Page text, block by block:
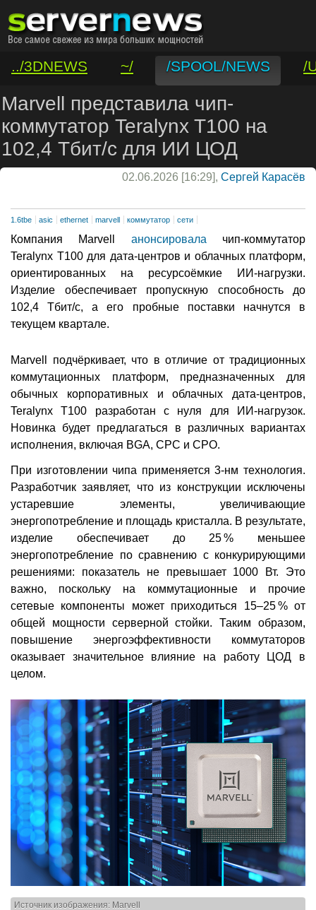
../3DNEWS ~/ /SPOOL/NEWS
/
/VAR/CONTACT
Marvell представила чип-
коммутатор Teralynx T100 на
102,4 Тбит/с для ИИ ЦОД
02.06.2026 [16:29], Сергей Карасёв
1.6tbe asic ethernet marvell коммутатор сети
Компания Marvell анонсировала чип-коммутатор
Teralynx T100 для дата-центров и облачных платформ,
ориентированных на ресурсоёмкие ИИ-нагрузки.
Изделие обеспечивает пропускную способность до
102,4 Тбит/с, а его пробные поставки начнутся в
текущем квартале.
Marvell подчёркивает, что в отличие от традиционных
коммутационных платформ, предназначенных для
обычных корпоративных и облачных дата-центров,
Teralynx T100 разработан с нуля для ИИ-нагрузок.
Новинка будет предлагаться в различных вариантах
исполнения, включая BGA, CPC и CPO.
При изготовлении чипа применяется 3-нм технология.
Разработчик заявляет, что из конструкции исключены
устаревшие элементы, увеличивающие
энергопотребление и площадь кристалла. В результате,
изделие обеспечивает до 25 % меньшее
энергопотребление по сравнению с конкурирующими
решениями: показатель не превышает 1000 Вт. Это
важно, поскольку на коммутационные и прочие
сетевые компоненты может приходиться 15–25 % от
общей мощности серверной стойки. Таким образом,
повышение энергоэффективности коммутаторов
оказывает значительное влияние на работу ЦОД в
целом.
Источник изображения: Marvell